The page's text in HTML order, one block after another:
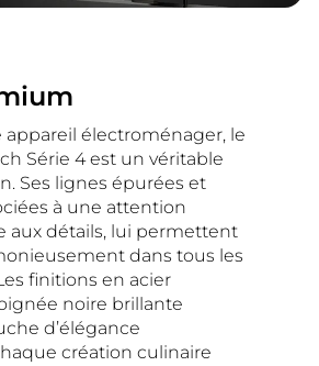
appareil électroménager, le
Série 4 est un véritable
Ses lignes épurées et
à une attention
aux détails, lui permettent
dans tous les
finitions en acier
noire brillante
d’élégance
création culinaire